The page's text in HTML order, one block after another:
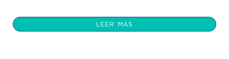
LEER MÁS